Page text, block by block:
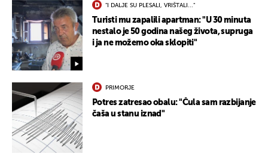
"I DALJE SU PLESALI, VRIŠTALI..."
Turisti mu zapalili apartman: "U 30 minuta
nestalo je 50 godina našeg života, supruga
i ja ne možemo oka sklopiti"
PRIMORJE
Potres zatresao obalu: "Čula sam razbijanje
čaša u stanu iznad"